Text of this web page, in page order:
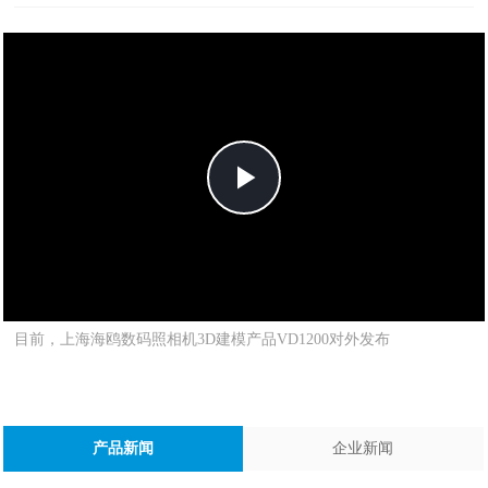
产品新闻 企业新闻
目前，上海海鸥数码照相机3D建模产品VD1200对外发布
Play